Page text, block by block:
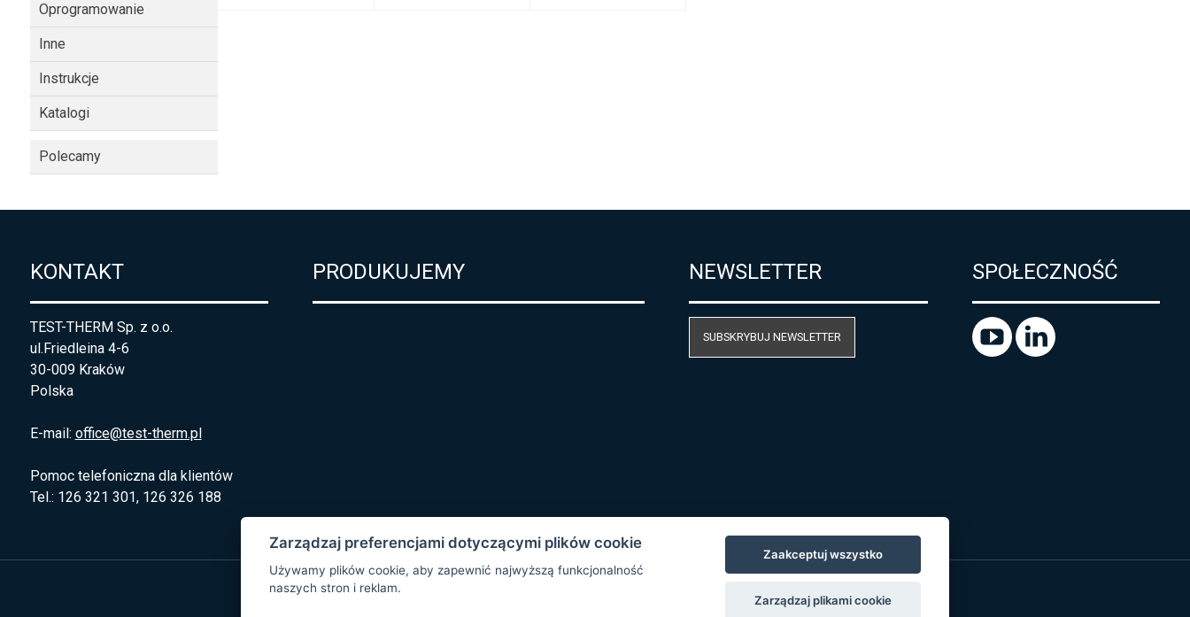
Oprogramowanie
Inne
Instrukcje
Katalogi
Polecamy
KONTAKT
TEST-THERM Sp. z o.o.
ul.Friedleina 4-6
30-009 Kraków
Polska
E-mail: office@test-therm.pl
Pomoc telefoniczna dla klientów
Tel.: 126 321 301, 126 326 188
PRODUKUJEMY NEWSLETTER
SUBSKRYBUJ NEWSLETTER
SPOŁECZNOŚĆ
Spaneco
Zarządzaj preferencjami dotyczącymi plików cookie
Używamy plików cookie, aby zapewnić najwyższą funkcjonalność
naszych stron i reklam.
Zaakceptuj wszystko
Zarządzaj plikami cookie